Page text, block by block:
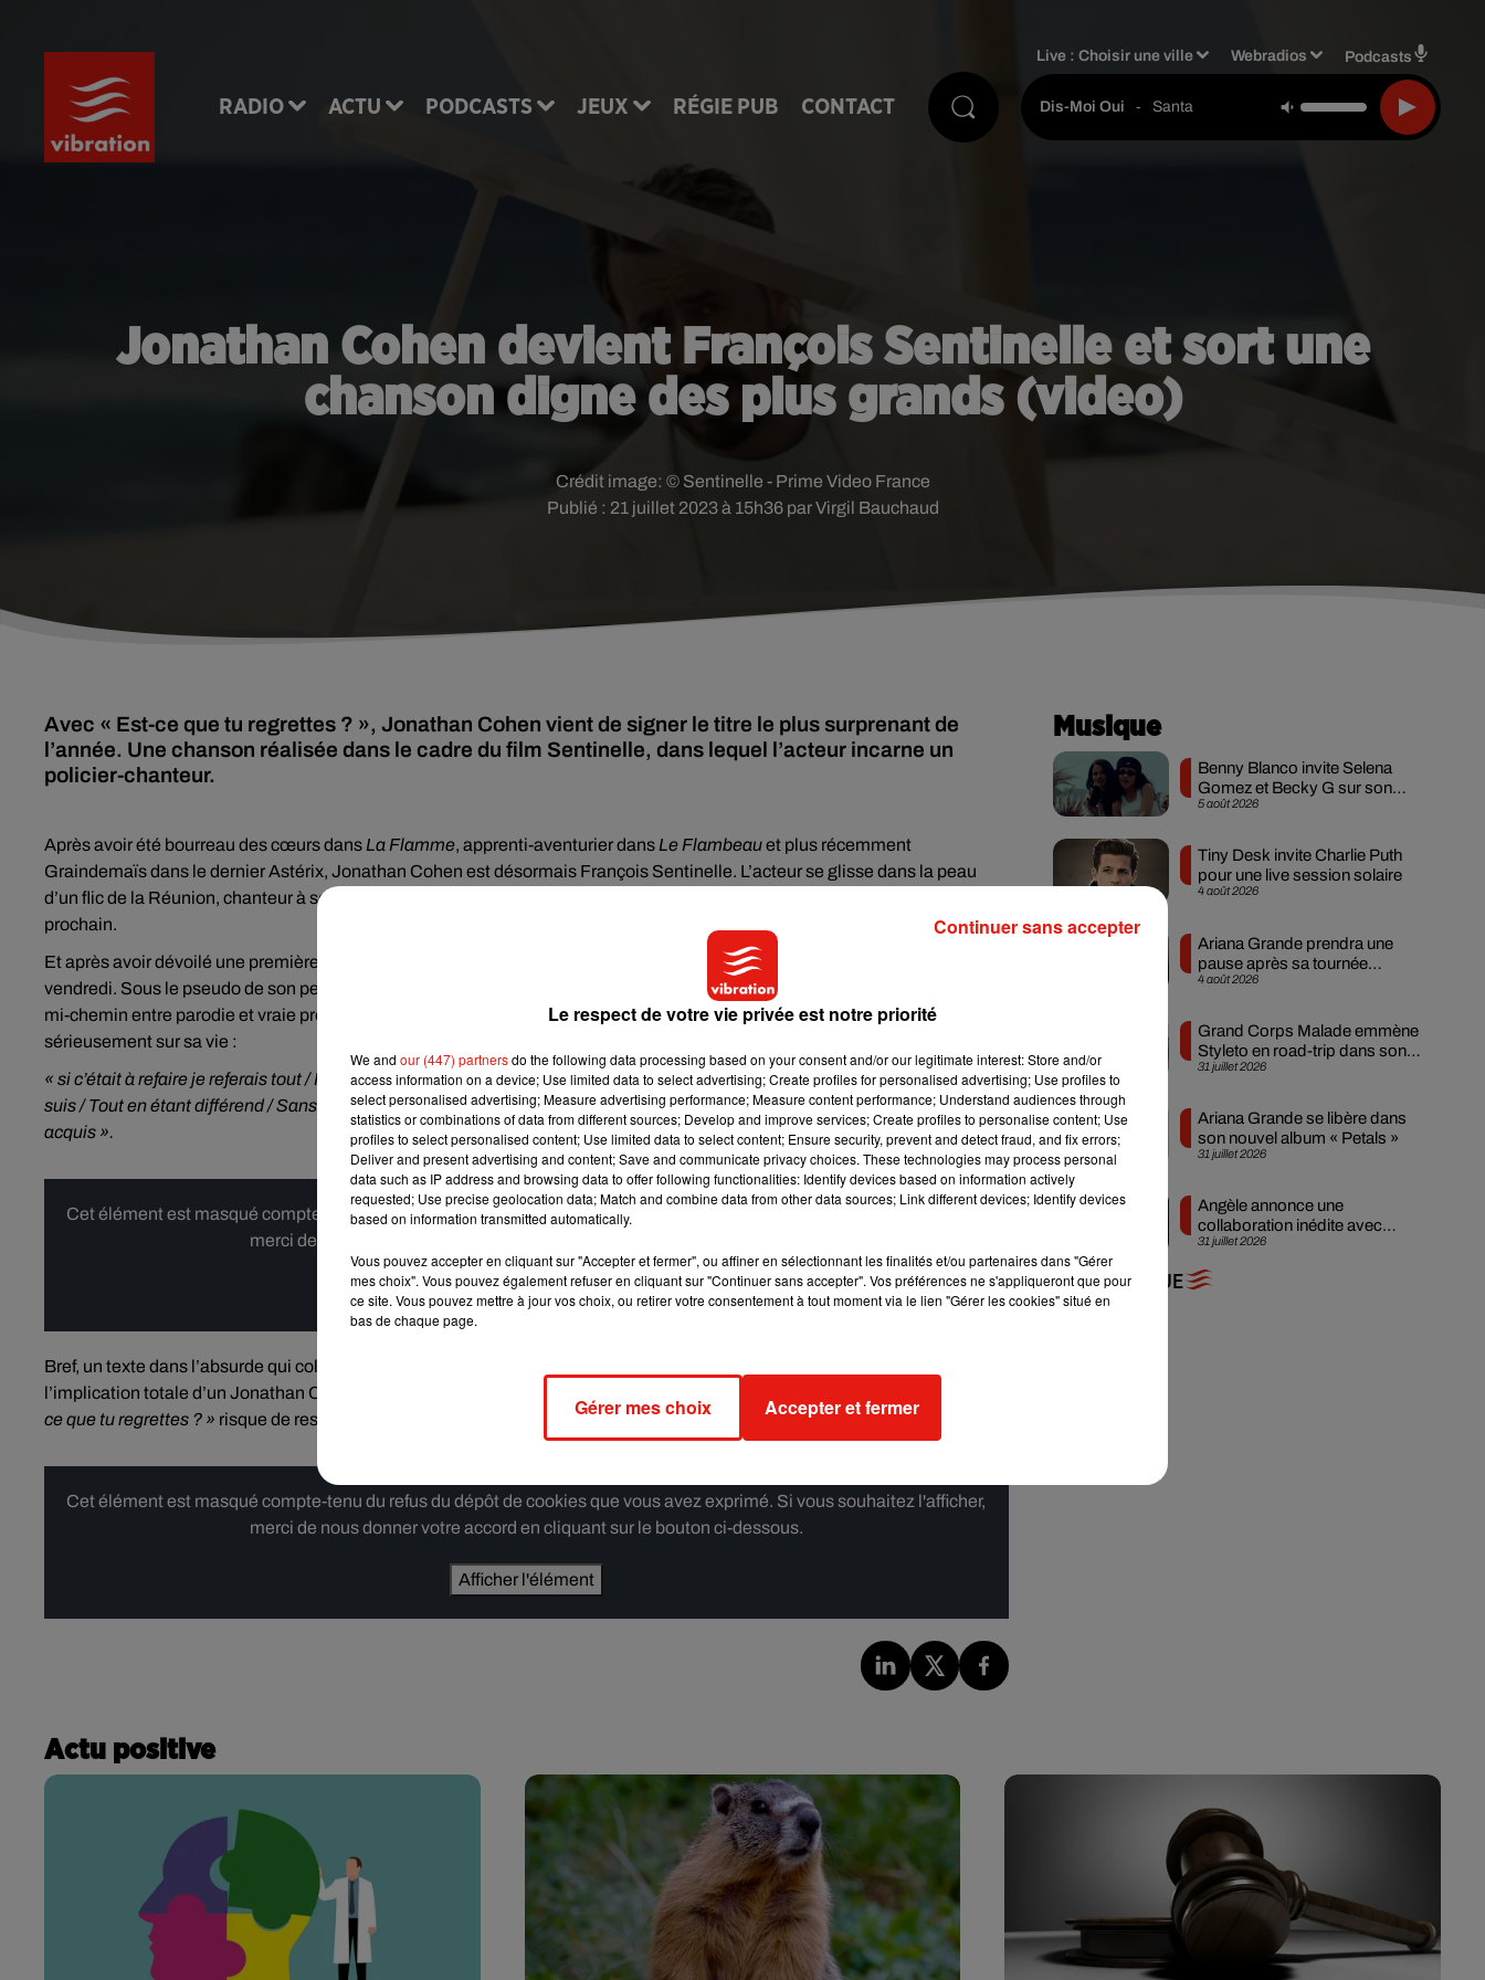
RADIO ACTU PODCASTS JEUX RÉGIE PUB CONTACT
Live :Choisir une ville Webradios Podcasts
Dis-Moi Oui - Santa
Jonathan Cohen devient François Sentinelle et sort une
chanson digne des plus grands (video)
Publié : 21 juillet 2023 à 15h36 par Virgil Bauchaud
Crédit image: © Sentinelle - Prime Video France
Avec « Est-ce que tu regrettes ? », Jonathan Cohen vient de signer le titre le plus surprenant de
l’année. Une chanson réalisée dans le cadre du film Sentinelle, dans lequel l’acteur incarne un
policier-chanteur.
Après avoir été bourreau des cœurs dans La Flamme, apprenti-aventurier dans Le Flambeauet plus récemment
Graindemaïs dans le dernier Astérix, Jonathan Cohen est désormais François Sentinelle. L’acteur se glisse dans la peau
d’un flic de la Réunion, chanteur à ses heures perdues, pour un film
prochain.
Et après avoir dévoilé une première bande-annonce mercredi, Jonathan Cohen a créé la surprise avec… un clip sorti ce
vendredi. Sous le pseudo de son personnage François Sentinelle, il interprète
« Est-ce que tu regrettes ? »
mi-chemin entre parodie et vraie prestation artistique, le
« célèbre chanteur » (c’est le synopsis qui le dit…) s’interroge très
sérieusement sur sa vie :
« si c’était à refaire je referais tout / Mais tout ce que j’ai fait je le changerais sans rien changer à ma vie / Je resterais qui je
suis / Tout en étant différend / Sans rien changer pour autant / Mais en changeant totalement / Sans bouleverser mes
acquis ».
Cet élément est masqué compte-tenu du refus du dépôt de cookies que vous avez exprimé. Si vous souhaitez l'afficher,
merci de nous donner votre accord en cliquant sur le bouton ci-dessous.
Afficher l'élément
Bref, un texte dans l’absurde qui colle parfaitement à l'image du comédien. Si les paroles peuvent prêter à sourire, on notera
l’implication totale d’un Jonathan Cohen qui n’a rien à envier aux plus grandes voix de la variété française. Attention,
ce que tu regrettes ? » risque de rester tout l’été dans votre tête.
Cet élément est masqué compte-tenu du refus du dépôt de cookies que vous avez exprimé. Si vous souhaitez l'afficher,
merci de nous donner votre accord en cliquant sur le bouton ci-dessous.
Afficher l'élément
Musique
5 août 2026
Benny Blanco invite Selena
Gomez et Becky G sur son
nouveau single
4 août 2026
Tiny Desk invite Charlie Puth
pour une live session solaire
4 août 2026
Ariana Grande prendra une
pause après sa tournée
mondiale
31 juillet 2026
Grand Corps Malade emmène
Styleto en road-trip dans son
nouveau clip
31 juillet 2026
Ariana Grande se libère dans
son nouvel album « Petals »
31 juillet 2026
Angèle annonce une
collaboration inédite avec
Amelie Lens
+ DE MUSIQUE
Actu positive
Le respect de votre vie privée est notre priorité
We and our (447) partnersdo the following data processing based on your consent and/or our legitimate interest: Store and/or
access information on a device; Use limited data to select advertising; Create profiles for personalised advertising; Use profiles to
select personalised advertising; Measure advertising performance; Measure content performance; Understand audiences through
statistics or combinations of data from different sources; Develop and improve services; Create profiles to personalise content; Use
profiles to select personalised content; Use limited data to select content; Ensure security, prevent and detect fraud, and fix errors;
Deliver and present advertising and content; Save and communicate privacy choices. These technologies may process personal
data such as IP address and browsing data to offer following functionalities: Identify devices based on information actively
requested; Use precise geolocation data; Match and combine data from other data sources; Link different devices; Identify devices
based on information transmitted automatically.
Vous pouvez accepter en cliquant sur "Accepter et fermer", ou affiner en sélectionnant les finalités et/ou partenaires dans "Gérer
mes choix". Vous pouvez également refuser en cliquant sur "Continuer sans accepter". Vos préférences ne s'appliqueront que pour
ce site. Vous pouvez mettre à jour vos choix, ou retirer votre consentement à tout moment via le lien "Gérer les cookies" situé en
bas de chaque page.
Gérer mes choix Accepter et fermer
Continuer sans accepter